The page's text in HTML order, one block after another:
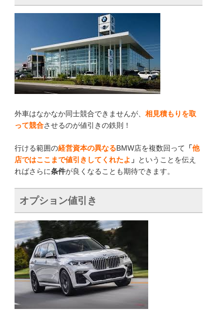
外車はなかなか同士競合できませんが、 相見積もりを取
って競合させるのが値引きの鉄則！
行ける範囲の経営資本の異なるBMW店を複数回って 「他
店ではここまで値引きしてくれたよ 」 ということを伝え
ればさらに条件が良くなることも期待できます。
オプション値引き